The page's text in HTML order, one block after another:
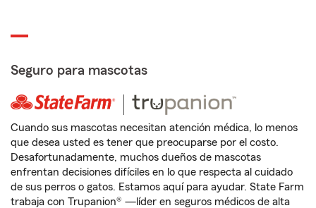
Seguro para mascotas
Cuando sus mascotas necesitan atención médica, lo menos
que desea usted es tener que preocuparse por el costo.
Desafortunadamente, muchos dueños de mascotas
enfrentan decisiones difíciles en lo que respecta al cuidado
de sus perros o gatos. Estamos aquí para ayudar. State Farm
trabaja con Trupanion® —líder en seguros médicos de alta